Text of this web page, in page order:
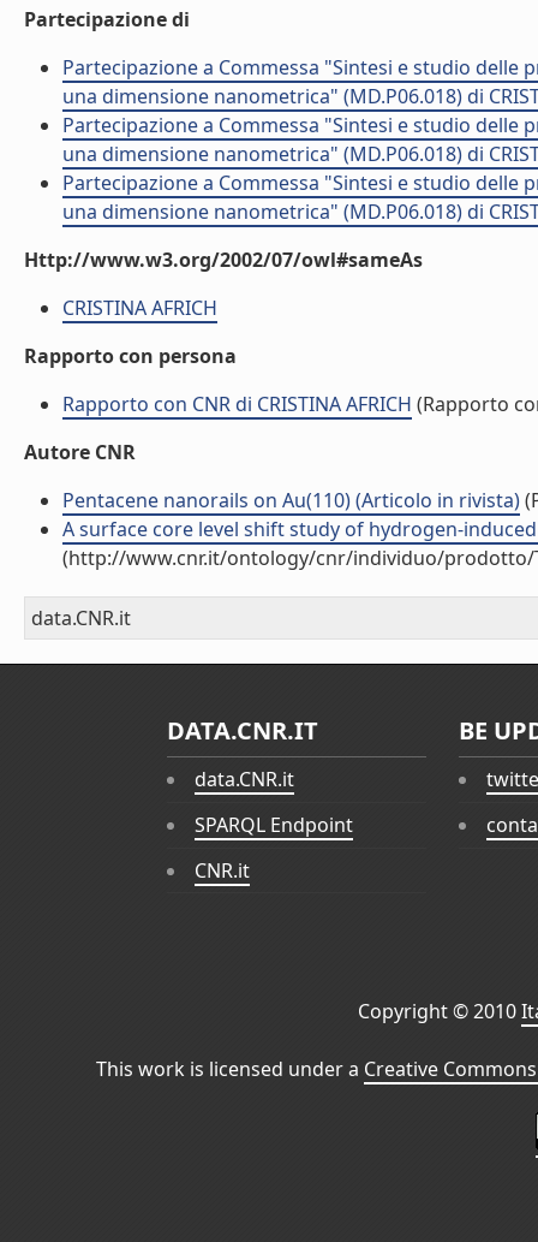
Partecipazione di
Partecipazione a Commessa "Sintesi e studio
una dimensione nanometrica" (MD.P06.018) di
Partecipazione a Commessa "Sintesi e studio
una dimensione nanometrica" (MD.P06.018) di
Partecipazione a Commessa "Sintesi e studio
una dimensione nanometrica" (MD.P06.018) di
Http://www.w3.org/2002/07/owl#sameAs
CRISTINA AFRICH
Rapporto con persona
Rapporto con CNR di CRISTINA AFRICH (Rapporto
Autore CNR
Pentacene nanorails on Au(110) (Articolo in rivista)
A surface core level shift study of hydrogen-
(http://www.cnr.it/ontology/cnr/individuo/prodotto/
data.CNR.it
DATA.CNR.IT
data.CNR.it
SPARQL Endpoint
CNR.it
BE
Copyright © 2010
This work is licensed under a Creative